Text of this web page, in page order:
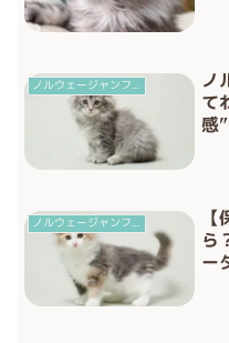
ノルウェージャンフォレストキャット
ノ
て
感
ノルウェージャンフォレストキャット
ら
ー